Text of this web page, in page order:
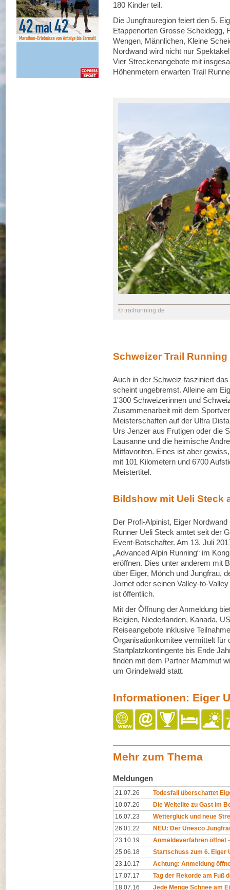
180 Kinder teil.
Die Jungfrauregion feiert den 5.
Etappenorten Grosse Scheidegg,
Wengen, Männlichen, Kleine
Nordwand wird nicht nur
Vier Streckenangebote mit
Höhenmetern erwarten Trail
© trailrunning.de
Schweizer Trail
Auch in der Schweiz fasziniert
scheint ungebremst. Alleine am
1'300 Schweizerinnen und
Zusammenarbeit mit dem
Meisterschaften auf der Ultra
Urs Jenzer aus Frutigen oder die
Lausanne und die heimische
Mitfavoriten. Eines ist aber
mit 101 Kilometern und 6700
Meistertitel.
Bildshow mit Ueli Steck
Der Profi-Alpinist, Eiger
Runner Ueli Steck amtet seit der
Event-Botschafter. Am 13. Juli
„Advanced Alpin Running“ im
eröffnen. Dies unter anderem mit
über Eiger, Mönch und Jungfrau,
Jornet oder seinen Valley-to-
ist öffentlich.
Mit der Öffnung der Anmeldung
Belgien, Niederlanden, Kanada,
Reiseangebote inklusive
Organisationkomitee vermittelt für
Startplatzkontingente bis Ende
finden mit dem Partner Mammut
um Grindelwald statt.
Informationen: Eiger
Mehr zum Thema
Meldungen
21.07.26
Todesfall überschattet
10.07.26
Die Weltelite zu Gast im
16.07.23
Wetterglück und neue
26.01.22
NEU: Der Unesco
23.10.19
Anmeldeverfahren öffnet
25.06.18
Startschuss zum 6. Eiger
23.10.17
Achtung: Anmeldung
17.07.17
Tag der Rekorde am Fuß
18.07.16
Jede Menge Schnee am